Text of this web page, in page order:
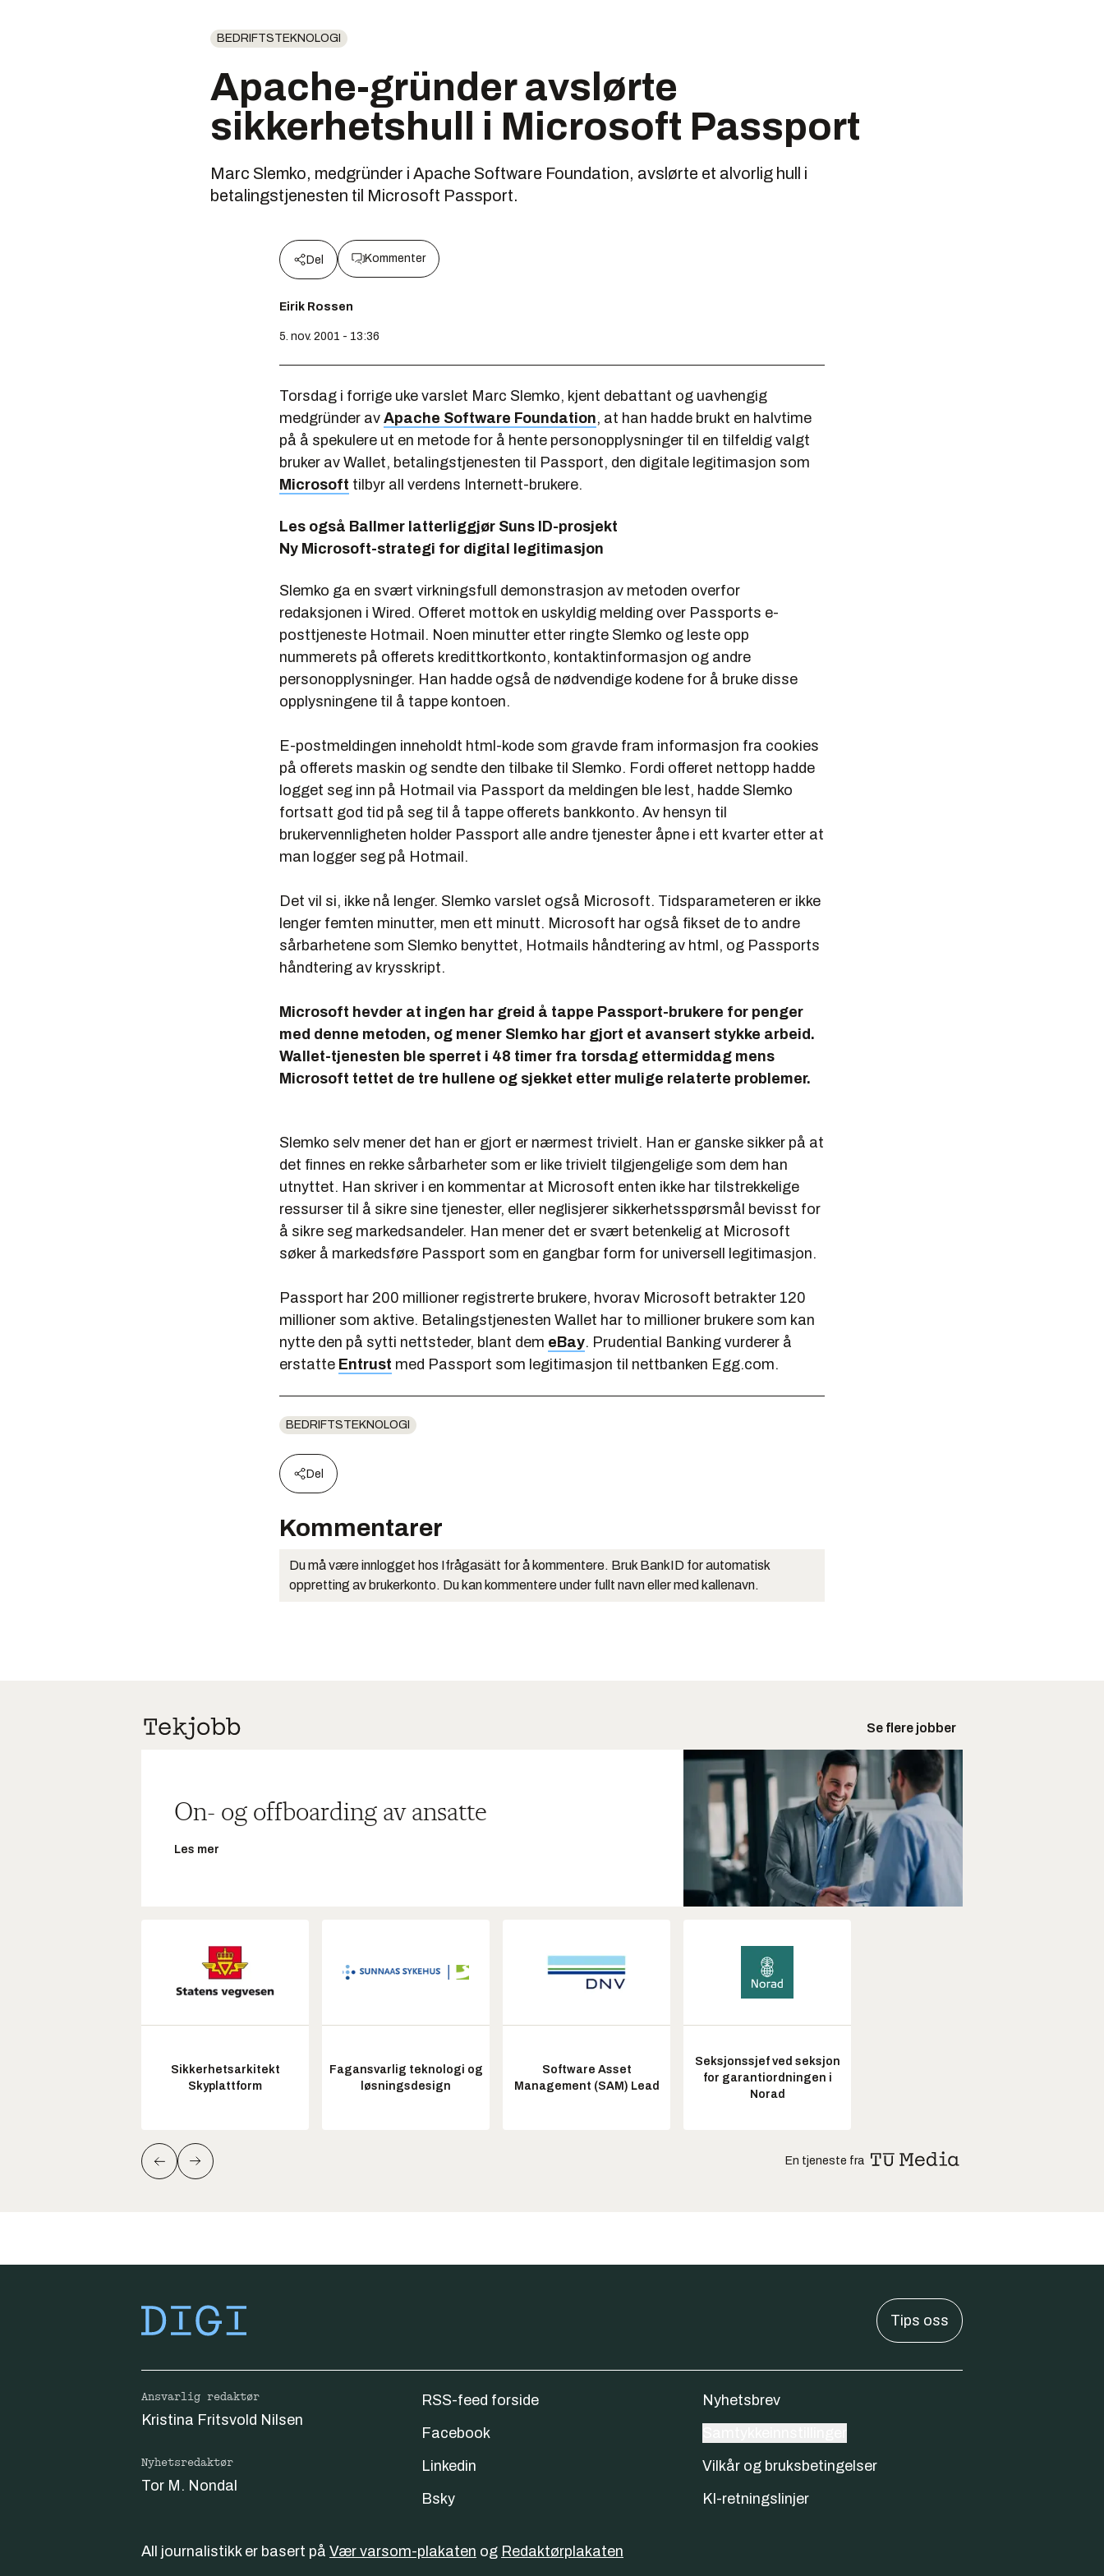
BEDRIFTSTEKNOLOGI
Apache-gründer avslørte
sikkerhetshull i Microsoft Passport
Marc Slemko, medgründer i Apache Software Foundation, avslørte et alvorlig hull i
betalingstjenesten til Microsoft Passport.
Del Kommenter
Eirik Rossen
5. nov. 2001 - 13:36
Torsdag i forrige uke varslet Marc Slemko, kjent debattant og uavhengig
medgründer av Apache Software Foundation, at han hadde brukt en halvtime
på å spekulere ut en metode for å hente personopplysninger til en tilfeldig valgt
bruker av Wallet, betalingstjenesten til Passport, den digitale legitimasjon som
Microsoft tilbyr all verdens Internett-brukere.
Les også Ballmer latterliggjør Suns ID-prosjekt
Ny Microsoft-strategi for digital legitimasjon
Slemko ga en svært virkningsfull demonstrasjon av metoden overfor
redaksjonen i Wired. Offeret mottok en uskyldig melding over Passports e-
posttjeneste Hotmail. Noen minutter etter ringte Slemko og leste opp
nummerets på offerets kredittkortkonto, kontaktinformasjon og andre
personopplysninger. Han hadde også de nødvendige kodene for å bruke disse
opplysningene til å tappe kontoen.
E-postmeldingen inneholdt html-kode som gravde fram informasjon fra cookies
på offerets maskin og sendte den tilbake til Slemko. Fordi offeret nettopp hadde
logget seg inn på Hotmail via Passport da meldingen ble lest, hadde Slemko
fortsatt god tid på seg til å tappe offerets bankkonto. Av hensyn til
brukervennligheten holder Passport alle andre tjenester åpne i ett kvarter etter at
man logger seg på Hotmail.
Det vil si, ikke nå lenger. Slemko varslet også Microsoft. Tidsparameteren er ikke
lenger femten minutter, men ett minutt. Microsoft har også fikset de to andre
sårbarhetene som Slemko benyttet, Hotmails håndtering av html, og Passports
håndtering av krysskript.
Microsoft hevder at ingen har greid å tappe Passport-brukere for penger
med denne metoden, og mener Slemko har gjort et avansert stykke arbeid.
Wallet-tjenesten ble sperret i 48 timer fra torsdag ettermiddag mens
Microsoft tettet de tre hullene og sjekket etter mulige relaterte problemer.
Slemko selv mener det han er gjort er nærmest trivielt. Han er ganske sikker på at
det finnes en rekke sårbarheter som er like trivielt tilgjengelige som dem han
utnyttet. Han skriver i en kommentar at Microsoft enten ikke har tilstrekkelige
ressurser til å sikre sine tjenester, eller neglisjerer sikkerhetsspørsmål bevisst for
å sikre seg markedsandeler. Han mener det er svært betenkelig at Microsoft
søker å markedsføre Passport som en gangbar form for universell legitimasjon.
Passport har 200 millioner registrerte brukere, hvorav Microsoft betrakter 120
millioner som aktive. Betalingstjenesten Wallet har to millioner brukere som kan
nytte den på sytti nettsteder, blant dem eBay. Prudential Banking vurderer å
erstatte Entrust med Passport som legitimasjon til nettbanken Egg.com.
BEDRIFTSTEKNOLOGI
Del
Kommentarer
Du må være innlogget hos Ifrågasätt for å kommentere. Bruk BankID for automatisk
oppretting av brukerkonto. Du kan kommentere under fullt navn eller med kallenavn.
Se flere jobber
On- og offboarding av ansatte
Les mer
Sikkerhetsarkitekt
Skyplattform
Fagansvarlig teknologi og
løsningsdesign
Software Asset
Management (SAM) Lead
Seksjonssjef ved seksjon
for garantiordningen i
Norad
En tjeneste fra
Tips oss
Ansvarlig redaktør
Kristina Fritsvold Nilsen
Nyhetsredaktør
Tor M. Nondal
RSS-feed forside
Facebook
Linkedin
Bsky
Nyhetsbrev
Vilkår og bruksbetingelser
KI-retningslinjer
All journalistikk er basert på Vær varsom-plakaten og Redaktørplakaten